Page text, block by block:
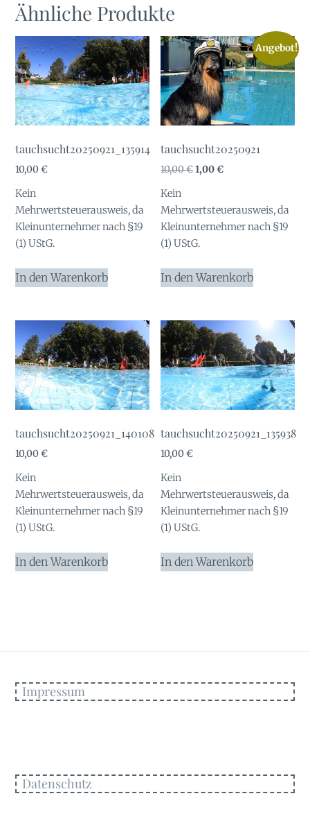
Ähnliche Produkte
tauchsucht20250921_135914
10,00€
Kein
Mehrwertsteuerausweis, da
Kleinunternehmer nach §19
(1) UStG.
In den Warenkorb
Angebot!
tauchsucht20250921
10,00€Ursprünglicher
10,00 €
1,00€Aktueller
1,00 €.
Kein
Mehrwertsteuerausweis, da
Kleinunternehmer nach §19
(1) UStG.
In den Warenkorb
tauchsucht20250921_140108
10,00€
Kein
Mehrwertsteuerausweis, da
Kleinunternehmer nach §19
(1) UStG.
In den Warenkorb
tauchsucht20250921_135938
10,00€
Kein
Mehrwertsteuerausweis, da
Kleinunternehmer nach §19
(1) UStG.
In den Warenkorb
Impressum
Datenschutz